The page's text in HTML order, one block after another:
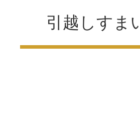
引越しすま